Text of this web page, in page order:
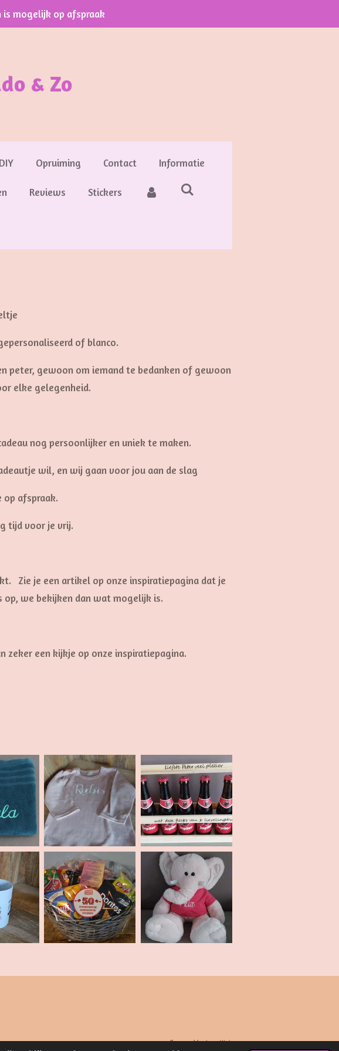
mogelijk op afspraak
& Zo
DIY Opruiming Contact Informatie
Reviews Stickers
of blanco.
peter, gewoon om iemand te bedanken of gewoon
elke gelegenheid.
nog persoonlijker en uniek te maken.
wil, en wij gaan voor jou aan de slag
op afspraak.
tijd voor je vrij.
Zie je een artikel op onze inspiratiepagina dat je
op, we bekijken dan wat mogelijk is.
zeker een kijkje op onze inspiratiepagina.
Powered byJouwWeb